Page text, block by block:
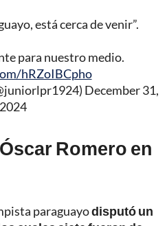
está cerca de venir”.
para nuestro medio.
hRZoIBCpho
December 31,
2024
Romero en
paraguayodisputó un